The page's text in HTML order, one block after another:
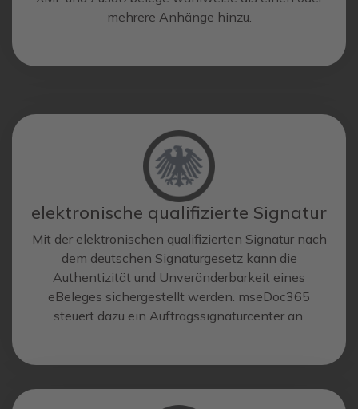
mehrere Anhänge hinzu.
elektronische qualifizierte Signatur
Mit der elektronischen qualifizierten Signatur nach
dem deutschen Signaturgesetz kann die
Authentizität und Unveränderbarkeit eines
eBeleges sichergestellt werden. mseDoc365
steuert dazu ein Auftragssignaturcenter an.